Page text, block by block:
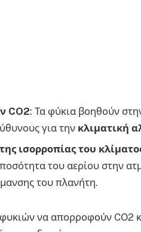
CO2: Τα φύκια βοηθούν
για την κλιματική
ισορροπίας του
ποσότητα του αερίου στην
του πλανήτη.
να απορροφούν CO2